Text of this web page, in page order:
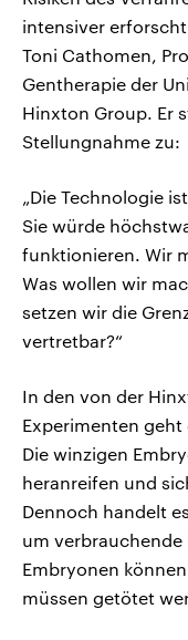
intensiver
Toni Cathomen,
Gentherapie der
Hinxton Group. Er
Stellungnahme zu:
„Die Technologie
Sie würde
funktionieren. Wir
Was wollen wir
setzen wir die
vertretbar?“
In den von der
Experimenten
Die winzigen
heranreifen und
Dennoch handelt
um
Embryonen
müssen getötet